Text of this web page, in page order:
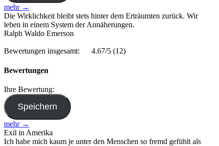
mehr →
Die Wirklichkeit bleibt stets hinter dem Erträumten zurück. Wir
leben in einem System der Annäherungen.
Ralph Waldo Emerson
Bewertungen insgesamt: 4.67/5 (12)
Bewertungen
Ihre Bewertung:
mehr →
Exil in Amerika
Ich habe mich kaum je unter den Menschen so fremd gefühlt als